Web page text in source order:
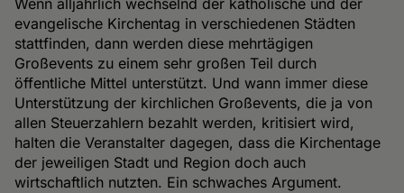
Wenn alljährlich wechselnd der katholische und der
evangelische Kirchentag in verschiedenen Städten
stattfinden, dann werden diese mehrtägigen
Großevents zu einem sehr großen Teil durch
öffentliche Mittel unterstützt. Und wann immer diese
Unterstützung der kirchlichen Großevents, die ja von
allen Steuerzahlern bezahlt werden, kritisiert wird,
halten die Veranstalter dagegen, dass die Kirchentage
der jeweiligen Stadt und Region doch auch
wirtschaftlich nutzten. Ein schwaches Argument.